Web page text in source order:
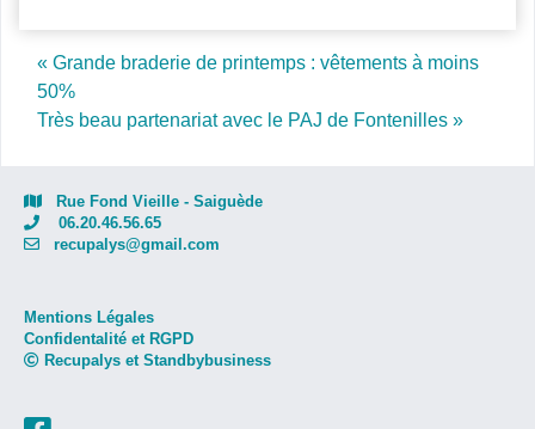
Post navigation
« Grande braderie de printemps : vêtements à moins
50%
Très beau partenariat avec le PAJ de Fontenilles »
Rue Fond Vieille - Saiguède
06.20.46.56.65
recupalys@gmail.com
Mentions Légales
Confidentalité et RGPD
Recupalys et Standbybusiness